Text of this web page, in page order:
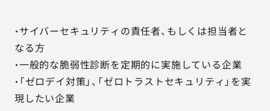
・サイバーセキュリティの責任者、もしくは担当者と
なる方
・一般的な脆弱性診断を定期的に実施している企業
・「ゼロデイ対策」、「ゼロトラストセキュリティ」を実
現したい企業